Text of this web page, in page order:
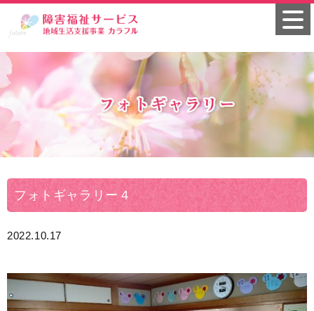
フォトギャラリー４
2022.10.17